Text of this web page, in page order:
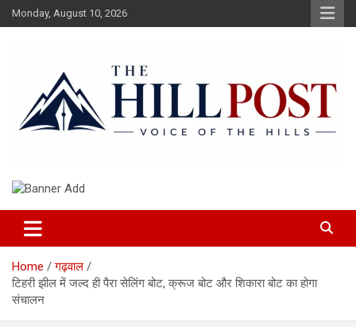
Skip
to
Monday, August 10, 2026
The Hillpost
Home
गढ़वाल
टिहरी झील में जल्द ही पैरा सेलिंग बोट, क्रूज बोट और शिकारा बोट का होगा
संचालन